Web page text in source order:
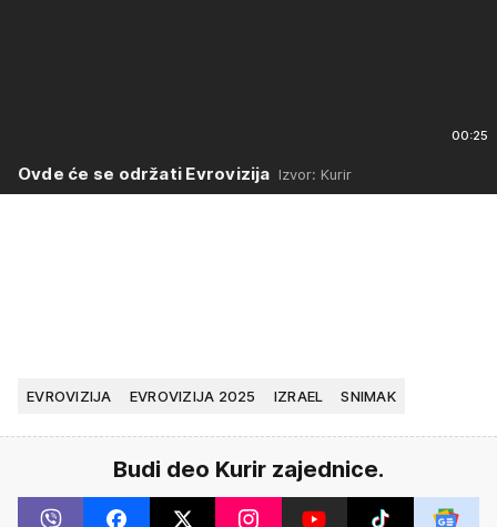
00:25
Ovde će se održati Evrovizija Izvor: Kurir
EVROVIZIJA EVROVIZIJA 2025 IZRAEL SNIMAK
Budi deo Kurir zajednice.